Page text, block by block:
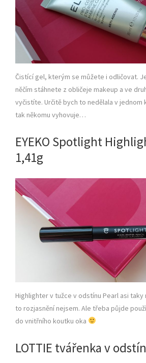
Čistící gel, kterým se můžete i odličovat.
něčím stáhnete z obličeje makeup a ve
vyčistíte. Určitě bych to nedělala v jednom
tak někomu vyhovuje…
EYEKO Spotlight
1,41g
Highlighter v tužce v odstínu Pearl asi taky
to rozjasnění nejsem. Ale třeba půjde
do vnitřního koutku oka
LOTTIE tvářenka v